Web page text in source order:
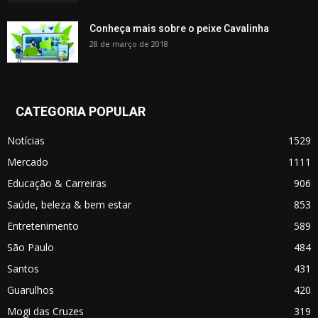
Conheça mais sobre o peixe Cavalinha
28 de março de 2018
CATEGORIA POPULAR
Notícias
1529
Mercado
1111
Educação & Carreiras
906
Saúde, beleza & bem estar
853
Entretenimento
589
São Paulo
484
Santos
431
Guarulhos
420
Mogi das Cruzes
319